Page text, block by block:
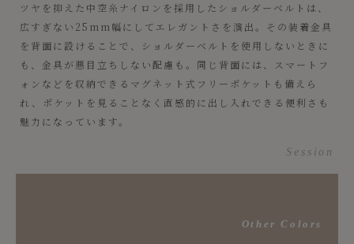
Session
ツヤを抑えた中空糸ナイロンを採用したショルダーベルトは、
広すぎない25mm幅にしてエレガントさを演出。その装着金具
を背面に設けることで、ショルダーベルトを使用しないときに
も、金具が悪目立ちしない配慮も。同じ背面には、スマートフ
ォンなどを収納できるマグネット式フリーポケットも備えら
れ、ポケットを見ることなく直感的に出し入れできる便利さも
魅力になっています。
Other Colors